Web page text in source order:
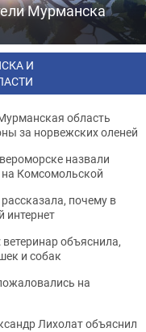
Мурманска
И
область
за норвежских оленей
назвали
Комсомольской
почему в
интернет
объяснила,
и собак
на
Лихолат объяснил